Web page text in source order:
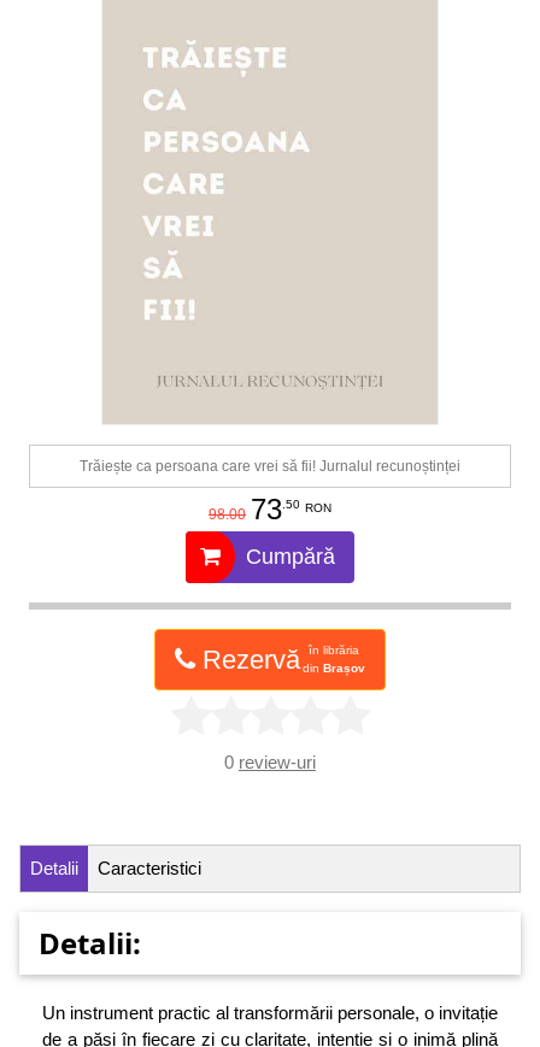
Trăiește ca persoana care vrei să fii! Jurnalul recunoștinței
98.00 73.50 RON
Cumpără
Rezervă
în librăria
din Brașov
0 review-uri
Detalii Caracteristici
Detalii:
Un instrument practic al transformării personale, o invitație
de a păși în fiecare zi cu claritate, intenție și o inimă plină